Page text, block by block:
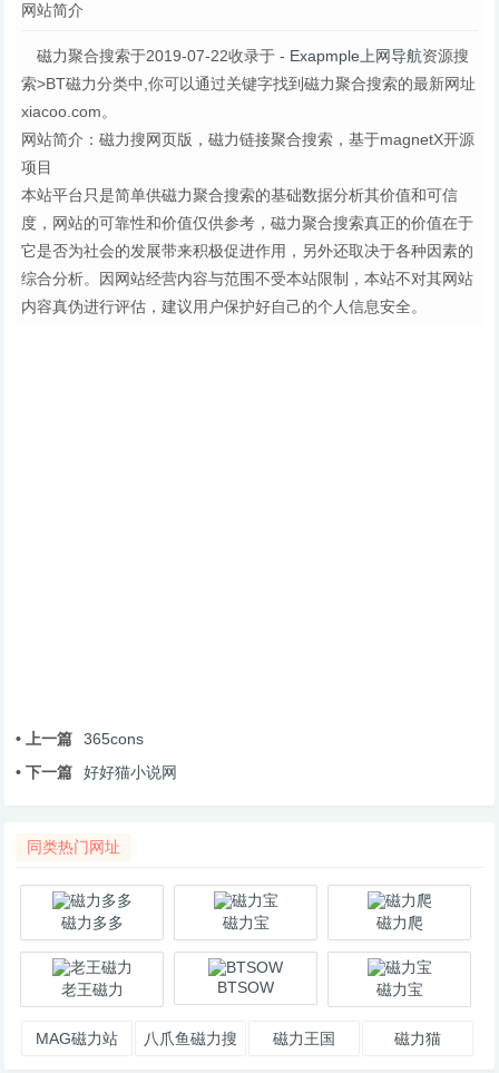
网站简介
磁力聚合搜索于2019-07-22收录于 - Exapmple上网导航资源搜
索>BT磁力分类中,你可以通过关键字找到磁力聚合搜索的最新网址
xiacoo.com。
网站简介：磁力搜网页版，磁力链接聚合搜索，基于magnetX开源
项目
本站平台只是简单供磁力聚合搜索的基础数据分析其价值和可信
度，网站的可靠性和价值仅供参考，磁力聚合搜索真正的价值在于
它是否为社会的发展带来积极促进作用，另外还取决于各种因素的
综合分析。因网站经营内容与范围不受本站限制，本站不对其网站
内容真伪进行评估，建议用户保护好自己的个人信息安全。
• 上一篇
365cons
• 下一篇
好好猫小说网
同类热门网址
磁力多多 磁力宝 磁力爬
老王磁力 BTSOW 磁力宝
MAG磁力站
八爪鱼磁力搜
磁力王国 磁力猫